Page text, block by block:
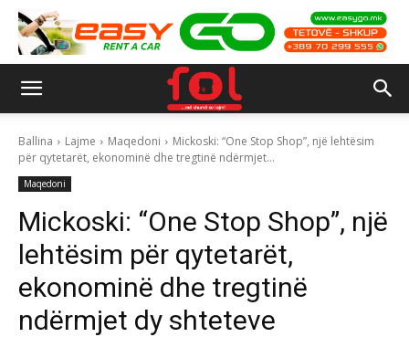
Ballina Lajme Maqedoni
Mickoski: “One Stop Shop”, një lehtësim
për qytetarët, ekonominë dhe tregtinë ndërmjet...
Maqedoni
Mickoski: “One Stop Shop”, një
lehtësim për qytetarët,
ekonominë dhe tregtinë
ndërmjet dy shteteve